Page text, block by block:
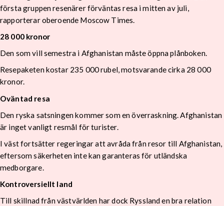
första gruppen resenärer förväntas resa i mitten av juli,
rapporterar oberoende Moscow Times.
28 000 kronor
Den som vill semestra i Afghanistan måste öppna plånboken.
Resepaketen kostar 235 000 rubel, motsvarande cirka 28 000
kronor.
Oväntad resa
Den ryska satsningen kommer som en överraskning. Afghanistan
är inget vanligt resmål för turister.
I väst fortsätter regeringar att avråda från resor till Afghanistan,
eftersom säkerheten inte kan garanteras för utländska
medborgare.
Kontroversiellt land
Till skillnad från västvärlden har dock Ryssland en bra relation